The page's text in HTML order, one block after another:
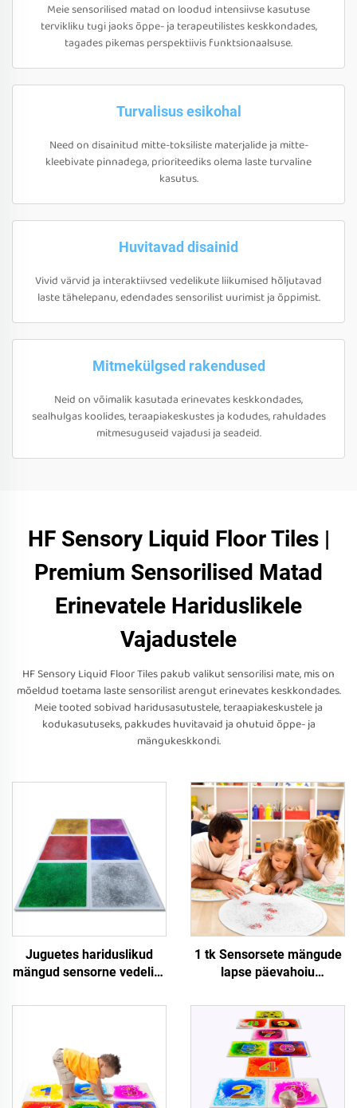
Meie sensorilised matad on loodud intensiivse kasutuse
tervikliku tugi jaoks õppe- ja terapeutilistes keskkondades,
tagades pikemas perspektiivis funktsionaalsuse.
Turvalisus esikohal
Need on disainitud mitte-toksiliste materjalide ja mitte-
kleebivate pinnadega, prioriteediks olema laste turvaline
kasutus.
Huvitavad disainid
Vivid värvid ja interaktiivsed vedelikute liikumised hõljutavad
laste tähelepanu, edendades sensorilist uurimist ja õppimist.
Mitmekülgsed rakendused
Neid on võimalik kasutada erinevates keskkondades,
sealhulgas koolides, teraapiakeskustes ja kodudes, rahuldades
mitmesuguseid vajadusi ja seadeid.
HF Sensory Liquid Floor Tiles |
Premium Sensorilised Matad
Erinevatele Hariduslikele
Vajadustele
HF Sensory Liquid Floor Tiles pakub valikut sensorilisi mate, mis on
mõeldud toetama laste sensorilist arengut erinevates keskkondades.
Meie tooted sobivad haridusasutustele, teraapiakeskustele ja
kodukasutuseks, pakkudes huvitavaid ja ohutuid õppe- ja
mängukeskkondi.
Juguetes hariduslikud
mängud sensorne vedelik-
põrandaplaadid autistlike
1 tk Sensorsete mängude
lapse päevahoiu
vedelikupliiatsid sensorne
vedelik-põrand plaadideks
lastele küttemat lapsi
jaoks